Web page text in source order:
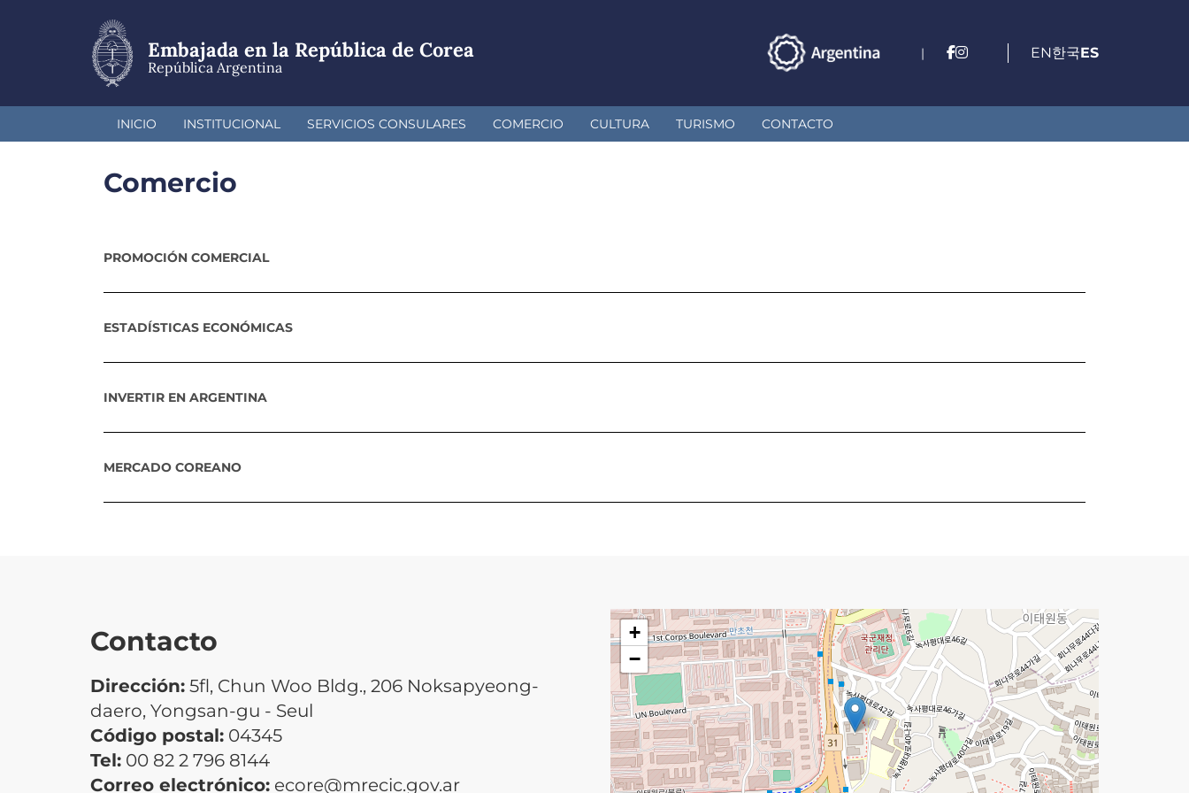
Embajada en la República de Corea
República Argentina
| EN한국ES
INICIO INSTITUCIONAL SERVICIOS CONSULARES COMERCIO CULTURA TURISMO CONTACTO
Comercio
PROMOCIÓN COMERCIAL
ESTADÍSTICAS ECONÓMICAS
INVERTIR EN ARGENTINA
MERCADO COREANO
Contacto
Dirección: 5fl, Chun Woo Bldg., 206 Noksapyeong-
daero, Yongsan-gu - Seul
Código postal: 04345
Tel: 00 82 2 796 8144
Correo electrónico: ecore@mrecic.gov.ar
+
−